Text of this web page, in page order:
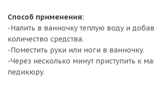
Способ применения:
-Налить в ванночку теплую воду и
количество средства.
-Поместить руки или ноги в ванночку.
-Через несколько минут приступить к
педикюру.